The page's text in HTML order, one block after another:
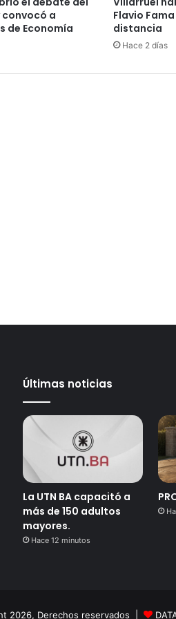
r
-
E
A
convocó a
de Economía
Flavio
distancia
Hace 2 días
Últimas noticias
La UTN BA capacitó a
más de 150 adultos
mayores.
Hace 12 minutos
2026, Derechos reservados |